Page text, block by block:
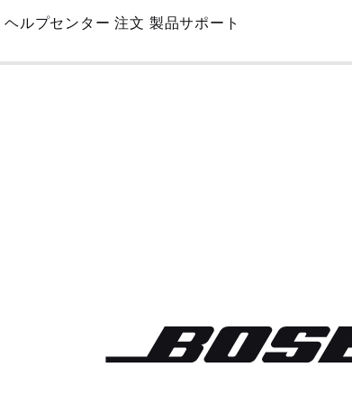
Skip
Main
ヘルプセンター 注文 製品サポート